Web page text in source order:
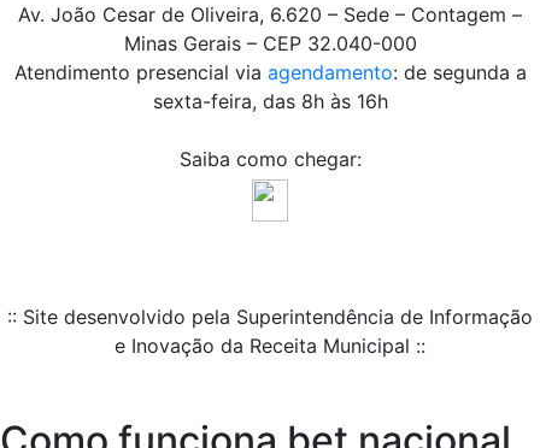
Av. João Cesar de Oliveira, 6.620 – Sede – Contagem –
Minas Gerais – CEP 32.040-000
Atendimento presencial via agendamento: de segunda a
sexta-feira, das 8h às 16h
Saiba como chegar:
:: Site desenvolvido pela Superintendência de Informação
e Inovação da Receita Municipal ::